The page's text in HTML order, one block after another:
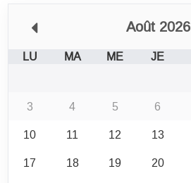
Août 2026
LU MA ME JE
3
4 5 6
10
11 12 13
17
18 19 20